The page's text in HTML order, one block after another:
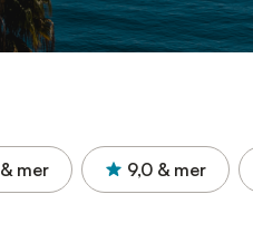
& mer 9,0 & mer